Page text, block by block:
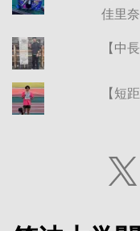
佳里奈
【中
【短
X